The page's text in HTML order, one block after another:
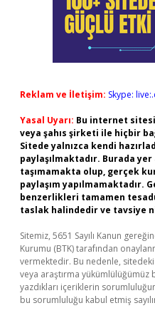
Reklam ve İletişim: Skype:
Yasal Uyarı: Bu internet
veya şahıs şirketi ile hiçbir
Sitede yalnızca kendi
paylaşılmaktadır. Burada
taşımamakta olup, gerçek
paylaşım yapılmamaktadır.
benzerlikleri tamamen
taslak halindedir ve tavsiye
Sitemiz, 5651 Sayılı Kanun
Kurumu (BTK) tarafından
vermektedir. Bu nedenle,
veya araştırma yükümlülüğümüz
yazdıkları içeriklerin
bu sorumluluğu kabul etmiş